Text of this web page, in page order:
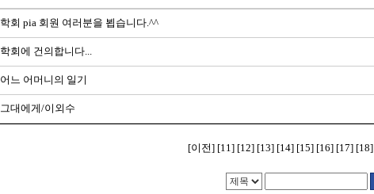
학회 pia 회원 여러분을 뵙습니다.^^
학회에 건의합니다...
어느 어머니의 일기
그대에게/이외수
[이전] [11] [12] [13] [14] [15] [16] [17] [18]